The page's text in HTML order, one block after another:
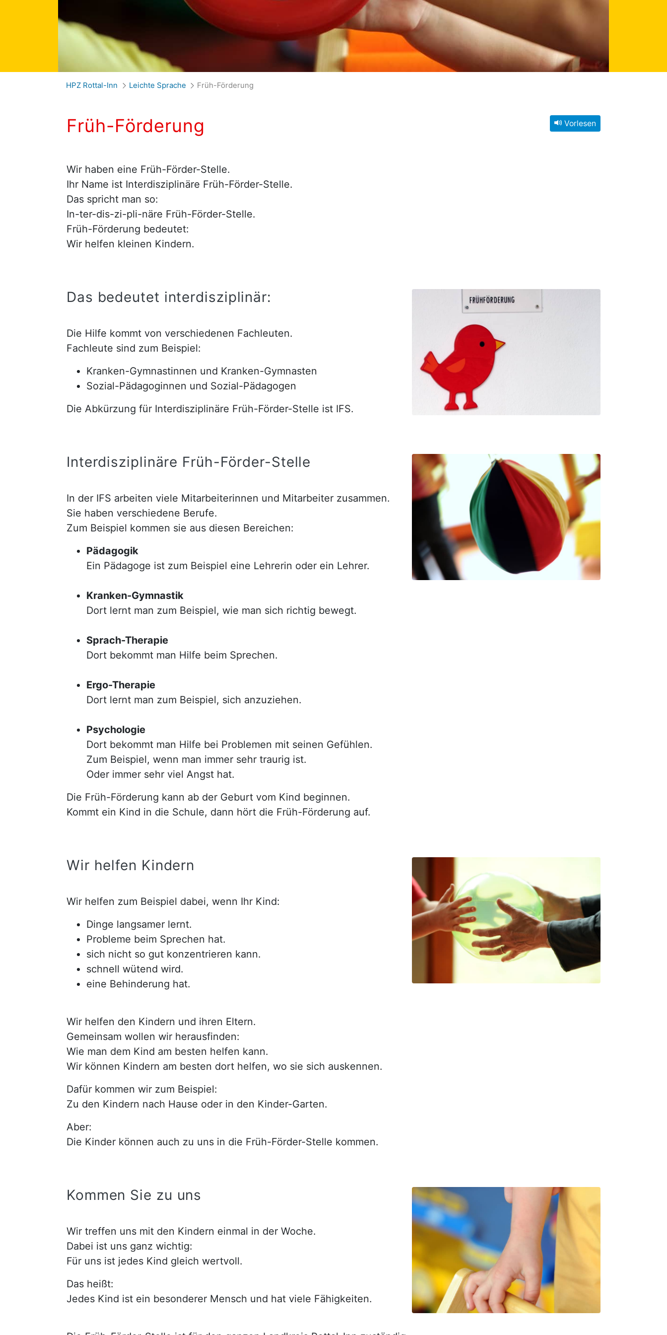
Früh-Förderung
HPZ Rottal-Inn Leichte Sprache Früh-Förderung
Vorlesen
Früh-Förderung
Wir haben eine Früh-Förder-Stelle.
Ihr Name ist Interdisziplinäre Früh-Förder-Stelle.
Das spricht man so:
In-ter-dis-zi-pli-näre Früh-Förder-Stelle.
Früh-Förderung bedeutet:
Wir helfen kleinen Kindern.
Das bedeutet interdisziplinär:
Die Hilfe kommt von verschiedenen Fachleuten.
Fachleute sind zum Beispiel:
Kranken-Gymnastinnen und Kranken-Gymnasten
Sozial-Pädagoginnen und Sozial-Pädagogen
Die Abkürzung für Interdisziplinäre Früh-Förder-Stelle ist IFS.
Interdisziplinäre Früh-Förder-Stelle
In der IFS arbeiten viele Mitarbeiterinnen und Mitarbeiter zusammen.
Sie haben verschiedene Berufe.
Zum Beispiel kommen sie aus diesen Bereichen:
Pädagogik
Ein Pädagoge ist zum Beispiel eine Lehrerin oder ein Lehrer.
Kranken-Gymnastik
Dort lernt man zum Beispiel, wie man sich richtig bewegt.
Sprach-Therapie
Dort bekommt man Hilfe beim Sprechen.
Ergo-Therapie
Dort lernt man zum Beispiel, sich anzuziehen.
Psychologie
Dort bekommt man Hilfe bei Problemen mit seinen Gefühlen.
Zum Beispiel, wenn man immer sehr traurig ist.
Oder immer sehr viel Angst hat.
Die Früh-Förderung kann ab der Geburt vom Kind beginnen.
Kommt ein Kind in die Schule, dann hört die Früh-Förderung auf.
Wir helfen Kindern
Wir helfen zum Beispiel dabei, wenn Ihr Kind:
Dinge langsamer lernt.
Probleme beim Sprechen hat.
sich nicht so gut konzentrieren kann.
schnell wütend wird.
eine Behinderung hat.
Wir helfen den Kindern und ihren Eltern.
Gemeinsam wollen wir herausfinden:
Wie man dem Kind am besten helfen kann.
Wir können Kindern am besten dort helfen, wo sie sich auskennen.
Dafür kommen wir zum Beispiel:
Zu den Kindern nach Hause oder in den Kinder-Garten.
Aber:
Die Kinder können auch zu uns in die Früh-Förder-Stelle kommen.
Kommen Sie zu uns
Wir treffen uns mit den Kindern einmal in der Woche.
Dabei ist uns ganz wichtig:
Für uns ist jedes Kind gleich wertvoll.
Das heißt:
Jedes Kind ist ein besonderer Mensch und hat viele Fähigkeiten.